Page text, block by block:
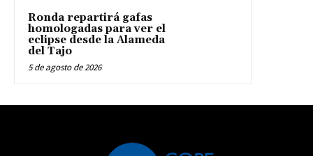
Ronda repartirá gafas
homologadas para ver el
eclipse desde la Alameda
del Tajo
5 de agosto de 2026